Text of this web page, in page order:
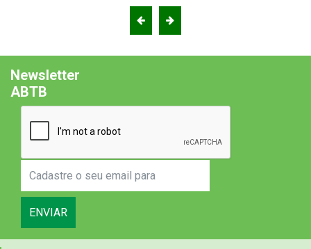
Newsletter
ABTB
ENVIAR